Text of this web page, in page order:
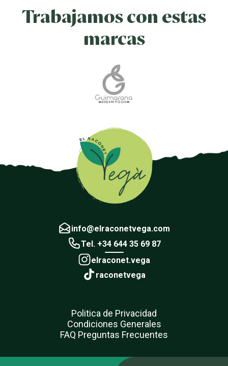
Añadido a favoritos
Trabajamos con estas
marcas
info@elraconetvega.com
Tel. +34 644 35 69 87
elraconet.vega
raconetvega
Politica de Privacidad
Condiciones Generales
FAQ Preguntas Frecuentes